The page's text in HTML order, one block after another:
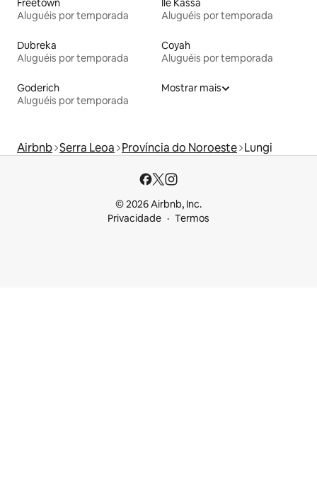
Freetown
Aluguéis por temporada
Île Kassa
Aluguéis por temporada
Dubreka
Aluguéis por temporada
Coyah
Aluguéis por temporada
Goderich
Aluguéis por temporada
Mostrar mais
Airbnb Serra Leoa Província do Noroeste Lungi
© 2026 Airbnb, Inc.
Privacidade
Termos